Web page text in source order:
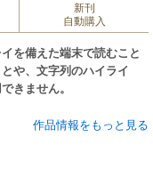
新刊
自動購入
を備えた端末で読むこと
や、文字列のハイライ
きません。
生と先生と生徒の関わり
作品情報をもっと見る